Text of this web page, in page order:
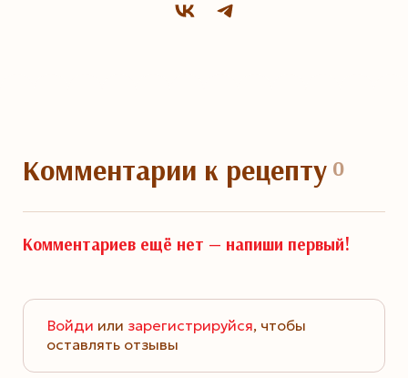
Комментарии к рецепту0
Комментариев ещё нет — напиши первый!
Войди или зарегистрируйся, чтобы
оставлять отзывы